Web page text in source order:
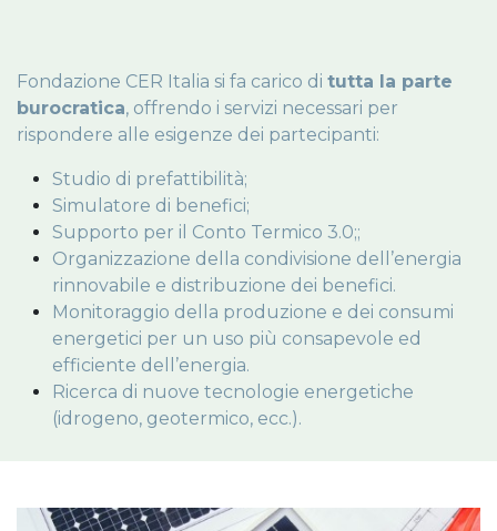
Fondazione CER Italia si fa carico di tutta la parte
burocratica, offrendo i servizi necessari per
rispondere alle esigenze dei partecipanti:
Studio di prefattibilità;
Simulatore di benefici;
Supporto per il Conto Termico 3.0;;
Organizzazione della condivisione dell’energia
rinnovabile e distribuzione dei benefici.
Monitoraggio della produzione e dei consumi
energetici per un uso più consapevole ed
efficiente dell’energia.
Ricerca di nuove tecnologie energetiche
(idrogeno, geotermico, ecc.).